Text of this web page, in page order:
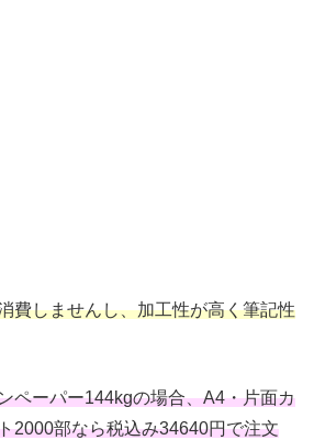
費しませんし、加工性が高く筆記性
ペーパー144kgの場合、A4・片面カ
2000部なら税込み34640円で注文